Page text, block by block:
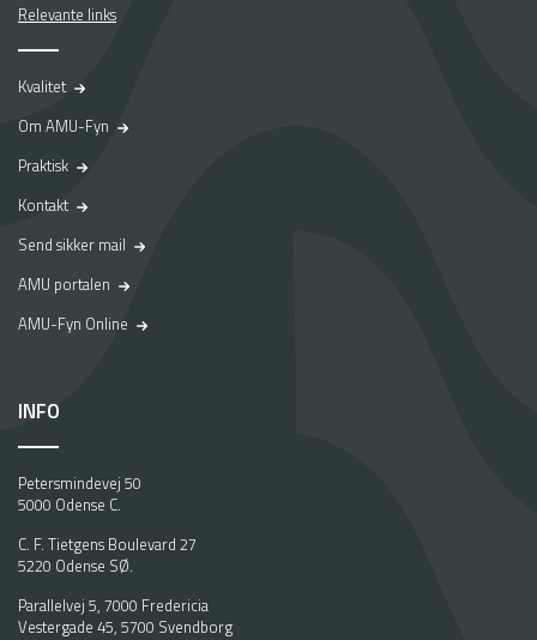
Relevante links
Kvalitet
Om AMU-Fyn
Praktisk
Kontakt
Send sikker mail
AMU portalen
AMU-Fyn Online
INFO
Petersmindevej 50
5000 Odense C.
C. F. Tietgens Boulevard 27
5220 Odense SØ.
Parallelvej 5, 7000 Fredericia
Vestergade 45, 5700 Svendborg